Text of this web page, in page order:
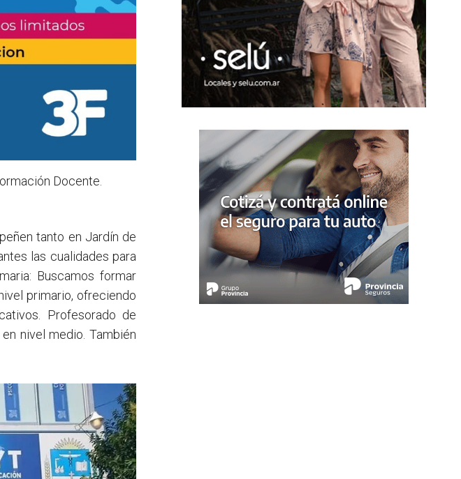
Docente.
tanto en Jardín de
las cualidades para
Buscamos formar
primario, ofreciendo
Profesorado de
nivel medio. También